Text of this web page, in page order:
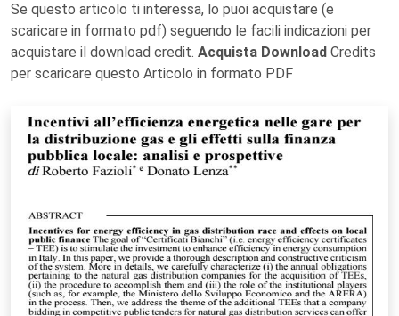
Se questo articolo ti interessa, lo puoi acquistare (e
scaricare in formato pdf) seguendo le facili indicazioni per
acquistare il download credit. Acquista Download Credits
per scaricare questo Articolo in formato PDF